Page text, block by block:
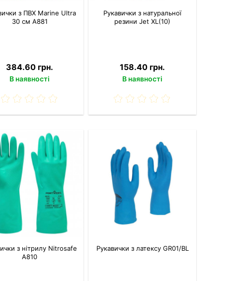
з ПВХ Marine Ultra
30 см A881
384.60 грн.
В наявності
Рукавички з натуральної
резини Jet XL(10)
158.40 грн.
В наявності
з нітрилу Nitrosafe
A810
Рукавички з латексу GR01/BL